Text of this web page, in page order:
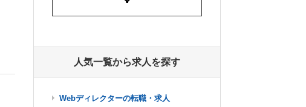
人気一覧から求人を探す
Webディレクターの転職・求人